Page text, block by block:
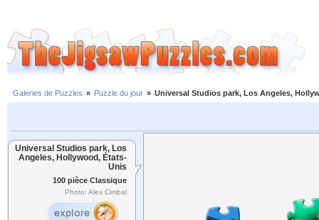
Galeries de Puzzles » Puzzle du jour » Universal Studios park, Los Angeles,
Universal Studios park, Los
Angeles, Hollywood, États-
Unis
100 pièce Classique
Photo: Alex Cimbal